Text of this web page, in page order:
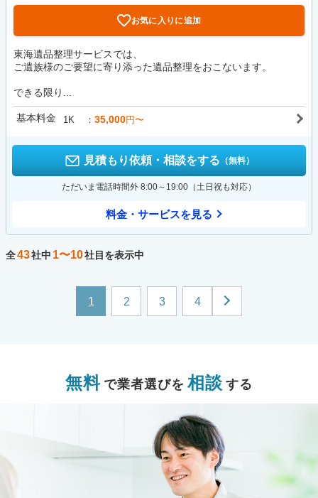
お気に入りに追加
東海遺品整理サービスでは、
ご遺族様のご要望に寄り添った遺品整理をおこないます。
できる限り...
基本料金 1K 35,000円〜
見積もり依頼・相談をする （無料）
ただいま電話時間外 8:00～19:00（土日祝も対応）
料金・サービスを見る
全43社中 1〜10社目を表示中
1 2 3 4
無料 で業者選びを 相談 する